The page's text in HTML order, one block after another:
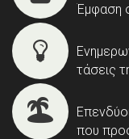
Έμφαση
τάσεις
που